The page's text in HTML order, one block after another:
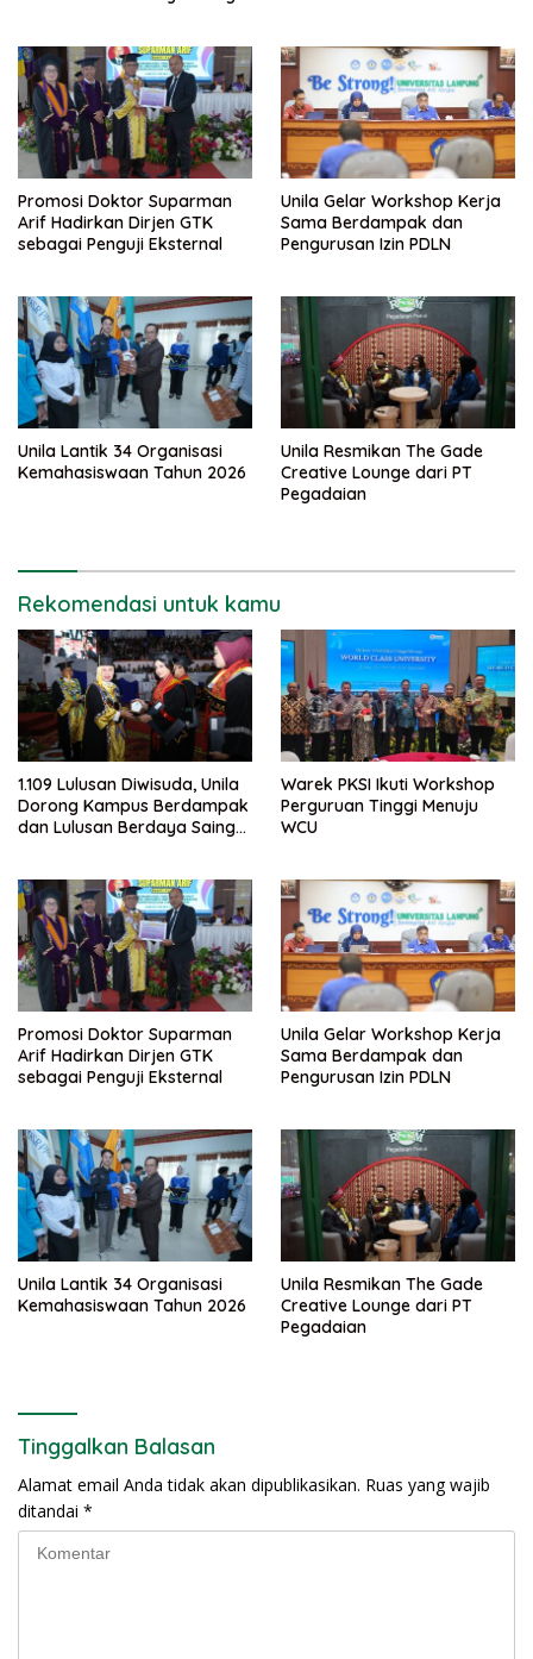
Promosi Doktor Suparman
Arif Hadirkan Dirjen GTK
sebagai Penguji Eksternal
Unila Gelar Workshop Kerja
Sama Berdampak dan
Pengurusan Izin PDLN
Unila Lantik 34 Organisasi
Kemahasiswaan Tahun 2026
Unila Resmikan The Gade
Creative Lounge dari PT
Pegadaian
Rekomendasi untuk kamu
1.109 Lulusan Diwisuda, Unila
Dorong Kampus Berdampak
dan Lulusan Berdaya Saing
Warek PKSI Ikuti Workshop
Perguruan Tinggi Menuju
WCU
Promosi Doktor Suparman
Arif Hadirkan Dirjen GTK
sebagai Penguji Eksternal
Unila Gelar Workshop Kerja
Sama Berdampak dan
Pengurusan Izin PDLN
Unila Lantik 34 Organisasi
Kemahasiswaan Tahun 2026
Unila Resmikan The Gade
Creative Lounge dari PT
Pegadaian
Tinggalkan Balasan
Alamat email Anda tidak akan dipublikasikan. Ruas yang wajib
ditandai *